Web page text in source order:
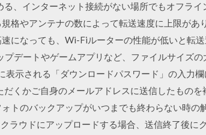
、インターネット接続がない場所でもオフラ
格やアンテナの数によって転送速度に上限があ
になっても、Wi-Fiルーターの性能が低いと転
デートやゲームアプリなど、ファイルサイズ
示される「ダウンロードパスワード」の入力
くかご自身のメールアドレスに送信したものを
トのバックアップがいつまでも終わらない時の
ラウドにアップロードする場合、送信終了後に